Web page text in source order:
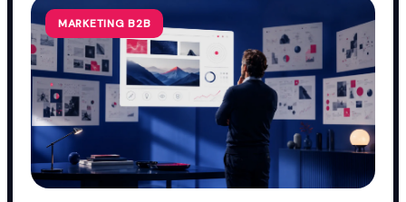
MARKETING B2B